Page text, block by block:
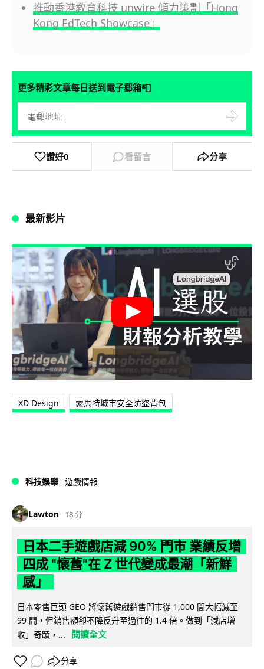
推動香港教育科技 unwire 傾力策劃「Hong
Kong EdTech Showcase」
更多精彩文章每日送到電子郵箱📮
讚好0 看留言 分享
最新影片
XD Design 蒙馬特城市安全防盜背包
科技娛樂 遊戲情報
Lawton 18 分
日本二手遊戲店減 90% 門市 業績反增
四成 "懷舊"在 Z 世代變成最潮「新鮮
感」
日本零售巨頭 GEO 將懷舊遊戲銷售門市從 1,000 間大幅減至
99 間，但銷售額卻不降反升至過往的 1.4 倍。做到「減店增
收」奇蹟，...
閱讀全文
分享